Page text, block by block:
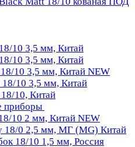
10 3,5 мм, Китай
10 3,5 мм, Китай
10 3,5 мм, Китай NEW
18/10 3,5 мм, Китай
10, Китай
приборы
10 2 мм, Китай NEW
18/0 2,5 мм, МГ (MG) Китай
18/10 1,5 мм, Россия